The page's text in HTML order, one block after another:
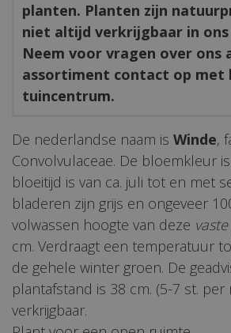
planten. Planten zijn
niet altijd verkrijgbaar in
Neem voor vragen over ons
assortiment contact op met
tuincentrum.
De nederlandse naam is Winde,
Convolvulaceae. De bloemkleur
bloeitijd is van ca. juli tot en met
bladeren zijn grijs en ongeveer
volwassen hoogte van deze
cm. Verdraagt een temperatuur
de gehele winter groen. De
plantafstand is 38 cm. (5-7 st. per
verkrijgbaar.